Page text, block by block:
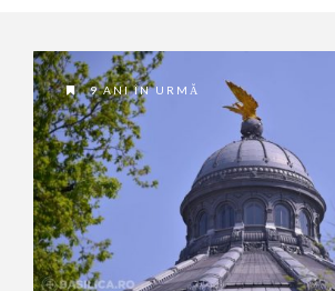
9 ANI ÎN URMĂ